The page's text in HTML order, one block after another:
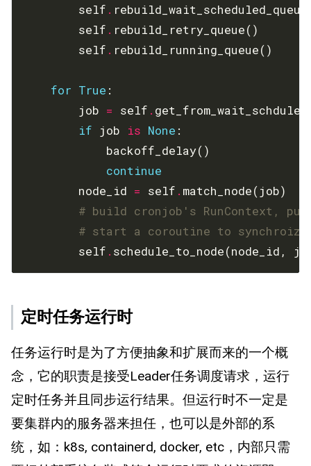
        self
.
        self
.
        self
.
for True
        job
= self .
if job is None
continue
        node_id
= self .
# build cronjob's RunContext,
# start a coroutine to
        self
. schedule_to_node(node_id,
定时任务运行时
任务运行时是为了方便抽象和扩展而来的一个概
念，它的职责是接受Leader任务调度请求，运行
定时任务并且同步运行结果。但运行时不一定是
要集群内的服务器来担任，也可以是外部的系
统，如：k8s, containerd, docker, etc，内部只需